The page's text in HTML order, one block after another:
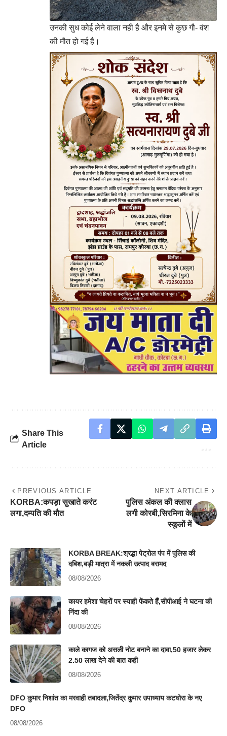
उनकी सुध कोई लेने वाला नही है और इनमे से कुछ गौ- वंश
की मौत हो गई है।
Share This
Article
PREVIOUS ARTICLE
KORBA:कपड़ा सुखाते करंट
लगा,दम्पति की मौत
NEXT ARTICLE
पुलिस अंकल की क्लास
लगी कोरबी,सिरमिना के
स्कूलों में
KORBA BREAK:श्रद्धा पेट्रोल पंप में पुलिस की
दबिश,बड़ी मात्रा में नकली उत्पाद बरामद
08/08/2026
कायर हमेशा चेहरों पर स्याही फेंकते हैं,सीपीआई ने घटना की
निंदा की
08/08/2026
काले कागज को असली नोट बनाने का दावा,50 हजार लेकर
2.50 लाख देने की बात कही
08/08/2026
DFO कुमार निशांत का मरवाही तबादला,जितेंद्र कुमार उपाध्याय कटघोरा के नए
DFO
08/08/2026